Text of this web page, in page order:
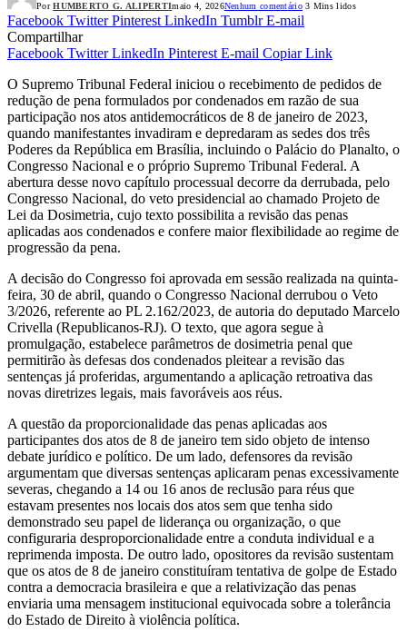
Por HUMBERTO G. ALIPERTImaio 4, 2026Nenhum comentário3 Mins lidos
Facebook Twitter Pinterest LinkedIn Tumblr E-mail
Compartilhar
Facebook Twitter LinkedIn Pinterest E-mail Copiar Link
O Supremo Tribunal Federal iniciou o recebimento de pedidos de
redução de pena formulados por condenados em razão de sua
participação nos atos antidemocráticos de 8 de janeiro de 2023,
quando manifestantes invadiram e depredaram as sedes dos três
Poderes da República em Brasília, incluindo o Palácio do Planalto, o
Congresso Nacional e o próprio Supremo Tribunal Federal. A
abertura desse novo capítulo processual decorre da derrubada, pelo
Congresso Nacional, do veto presidencial ao chamado Projeto de
Lei da Dosimetria, cujo texto possibilita a revisão das penas
aplicadas aos condenados e confere maior flexibilidade ao regime de
progressão da pena.
A decisão do Congresso foi aprovada em sessão realizada na quinta-
feira, 30 de abril, quando o Congresso Nacional derrubou o Veto
3/2026, referente ao PL 2.162/2023, de autoria do deputado Marcelo
Crivella (Republicanos-RJ). O texto, que agora segue à
promulgação, estabelece parâmetros de dosimetria penal que
permitirão às defesas dos condenados pleitear a revisão das
sentenças já proferidas, argumentando a aplicação retroativa das
novas diretrizes legais, mais favoráveis aos réus.
A questão da proporcionalidade das penas aplicadas aos
participantes dos atos de 8 de janeiro tem sido objeto de intenso
debate jurídico e político. De um lado, defensores da revisão
argumentam que diversas sentenças aplicaram penas excessivamente
severas, chegando a 14 ou 16 anos de reclusão para réus que
estavam presentes nos locais dos atos sem que tenha sido
demonstrado seu papel de liderança ou organização, o que
configuraria desproporcionalidade entre a conduta individual e a
reprimenda imposta. De outro lado, opositores da revisão sustentam
que os atos de 8 de janeiro constituíram tentativa de golpe de Estado
contra a democracia brasileira e que a relativização das penas
enviaria uma mensagem institucional equivocada sobre a tolerância
do Estado de Direito à violência política.